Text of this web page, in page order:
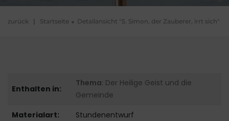
zurück | Startseite Detailansicht "5. Simon, der Zauberer, irrt sich"
Enthalten in:
Thema: Der Heilige Geist und die
Gemeinde
Materialart:
Stundenentwurf